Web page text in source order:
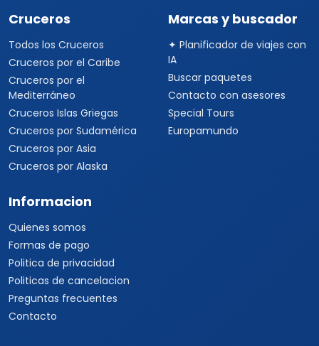
Cruceros
Todos los Cruceros
Cruceros por el Caribe
Cruceros por el
Mediterráneo
Cruceros Islas Griegas
Cruceros por Sudamérica
Cruceros por Asia
Cruceros por Alaska
Marcas y buscador
✦ Planificador de viajes con
IA
Buscar paquetes
Contacto con asesores
Special Tours
Europamundo
Informacion
Quienes somos
Formas de pago
Politica de privacidad
Politicas de cancelacion
Preguntas frecuentes
Contacto